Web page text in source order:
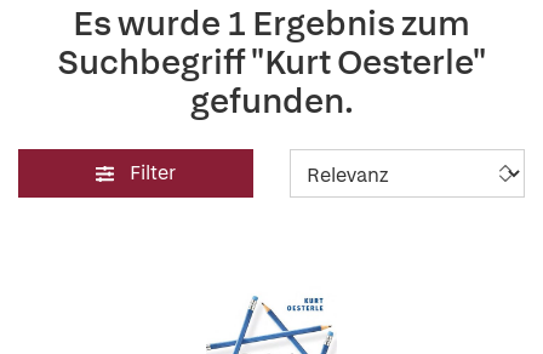
Es wurde 1 Ergebnis zum
Suchbegriff "Kurt Oesterle"
gefunden.
Filter